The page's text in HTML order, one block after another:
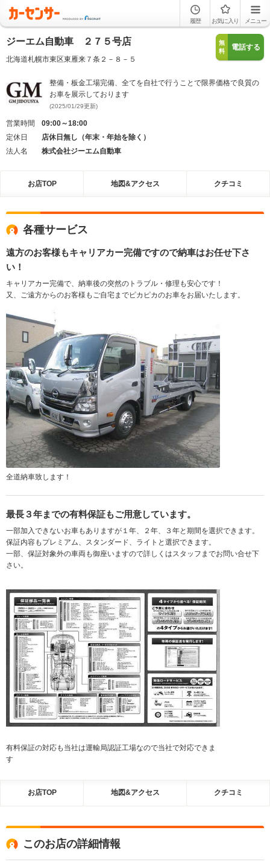
履歴 お気に入り メニュー
ジーエム自動車 ２７５号店
北海道札幌市東区東雁来７条２－８－５
無
料
電話する
整備・板金工場完備、全てを自社で行うことで限界価格で良質の
お車を展示しております
(2025/01/29更新)
営業時間
09:00～18:00
定休日
店休日無し（年末・年始を除く）
法人名
株式会社ジーエム自動車
お店TOP 地図&アクセス クチコミ
各種サービス
遠方のお客様もキャリアカー完備ですので納車はお任せ下さ
い！
キャリアカー完備で、納車後の突然のトラブル・修理も安心です！
又、ご遠方からのお客様もご自宅までピカピカのお車をお届いたします。
全道納車致します！
最長３年までの有料保証もご用意しています。
一部加入できないお車もありますが１年、２年、３年と期間を選択できます。
保証内容もプレミアム、スタンダード、ライトと選択できます。
一部、保証対象外の車両も御座いますので詳しくはスタッフまでお問い合せ下
さい。
有料保証の対応も当社は運輸局認証工場なので当社で対応できま
す
お店TOP 地図&アクセス クチコミ
このお店の詳細情報